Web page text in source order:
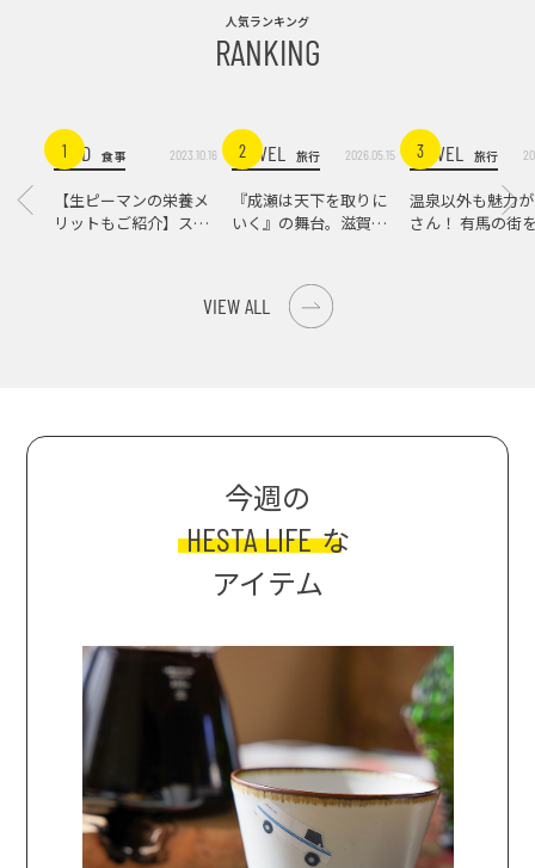
人気ランキング
RANKING
1FOOD 食事 2023.10.16
【生ピーマンの栄養メ
リットもご紹介】スパ
2
TRAVEL 旅行 2026.05.15
『成瀬は天下を取りに
いく』の舞台。滋賀県
3
TRAVEL 旅行
温泉以外も魅力
さん！ 有馬の街
VIEW ALL
今週の
HESTA LIFE な
アイテム